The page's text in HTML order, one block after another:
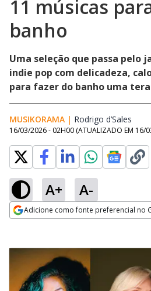
11 músicas
banho
Uma seleção que passa pelo
indie pop com delicadeza,
para fazer do banho uma
MUSIKORAMA | Rodrigo d’Sales
16/03/2026 - 02H00 (ATUALIZADO EM 16/
A+ A-
Adicione como fonte preferencial no